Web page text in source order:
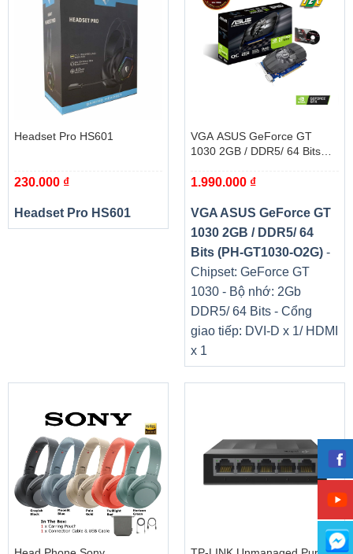
Headset Pro HS601
230.000 ₫
Headset Pro HS601
VGA ASUS GeForce GT
1030 2GB / DDR5/ 64 Bits
1.990.000 ₫
VGA ASUS GeForce GT
1030 2GB / DDR5/ 64
Bits (PH-GT1030-O2G)-
Chipset: GeForce GT
1030 - Bộ nhớ: 2Gb
DDR5/ 64 Bits - Cổng
giao tiếp: DVI-D x 1/ HDMI
x 1